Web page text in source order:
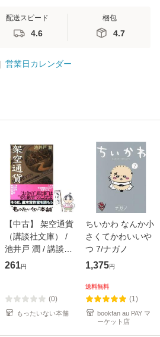
配送スピード
4.6
梱包
4.7
営業日カレンダー
【中古】 架空通貨
（講談社文庫） /
池井戸 潤 / 講談社
[文庫]【メール便送
261円
(0)
もったいない本舗
ちいかわ なんか小
さくてかわいいや
つ 7/ナガノ
1,375円
送料無料
(1)
bookfan au PAY マ
ーケット店